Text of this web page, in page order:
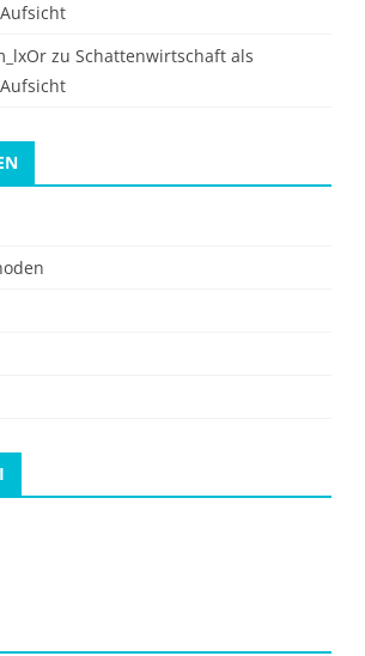
zu Schattenwirtschaft als